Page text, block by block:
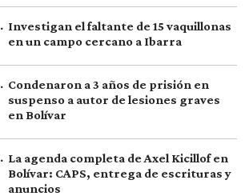
. Investigan el faltante de 15 vaquillonas
en un campo cercano a Ibarra
. Condenaron a 3 años de prisión en
suspenso a autor de lesiones graves
en Bolívar
. La agenda completa de Axel Kicillof en
Bolívar: CAPS, entrega de escrituras y
anuncios